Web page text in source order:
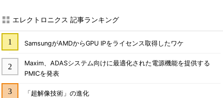
エレクトロニクス 記事ランキング
SamsungがAMDからGPU IPをライセンス取得したワケ
Maxim、ADASシステム向けに最適化された電源機能を提供する
PMICを発表
「超解像技術」の進化